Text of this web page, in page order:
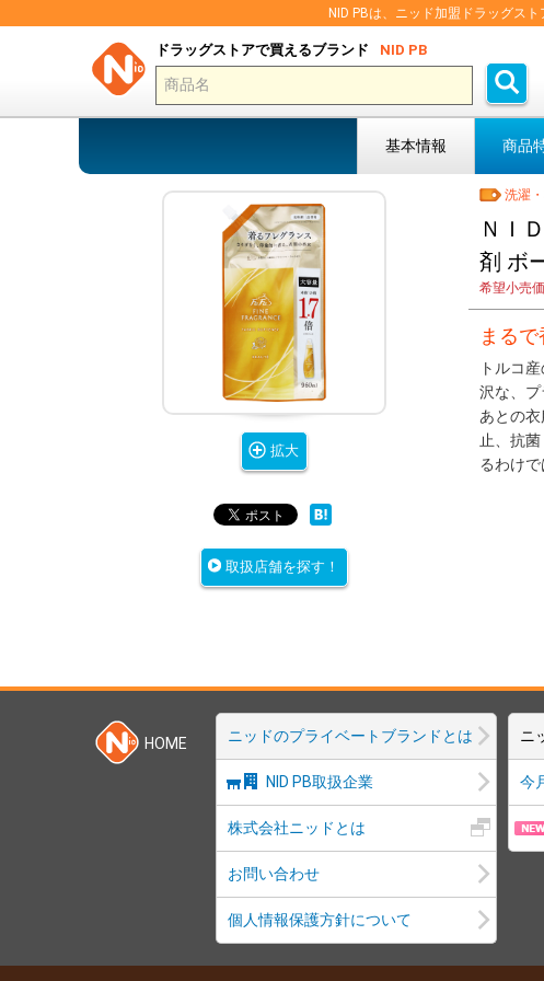
NID PBは、ニッド加盟ドラッグス
ドラッグストアで買えるブランド NID PB
基本情報 商品
洗濯
ＮＩ
剤 ボ
希望小売
拡大
取扱店舗を探す！
まる
トルコ
沢な、
あとの
止、抗
るわけ
HOME ニッドのプライベートブランドとは
NID PB取扱企業
株式会社ニッドとは
お問い合わせ
個人情報保護方針について
ニ
今